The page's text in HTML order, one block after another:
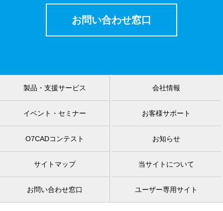
お問い合わせ窓口
製品・支援サービス 会社情報
イベント・セミナー お客様サポート
O7CADコンテスト お知らせ
サイトマップ 当サイトについて
お問い合わせ窓口 ユーザー専用サイト